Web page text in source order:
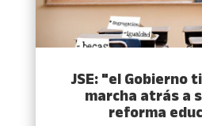
JSE: "el Gobierno
marcha atrás a
reforma